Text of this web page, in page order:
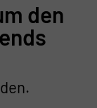
den